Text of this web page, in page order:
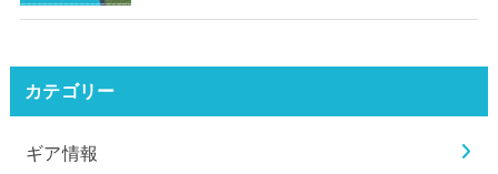
カテゴリー
ギア情報